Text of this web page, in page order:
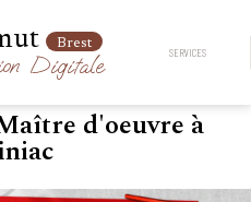
Brest
Digitale SERVICES
d'oeuvre à